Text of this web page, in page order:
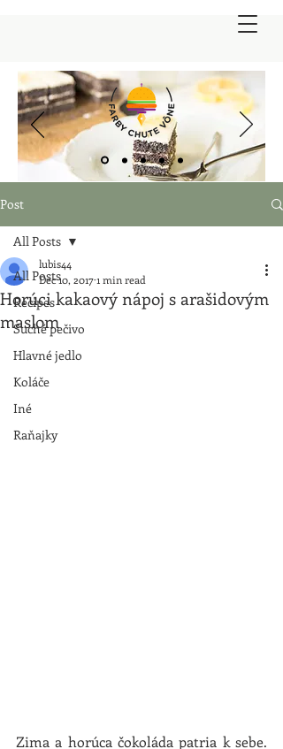
Post
All Posts
Recipes
Suché pečivo
Hlavné jedlo
Koláče
Iné
Raňajky
All Posts
Horúci kakaový nápoj s arašidovým
maslom
lubis44
Dec 10, 20171 min read
Zima a horúca čokoláda patria k sebe.